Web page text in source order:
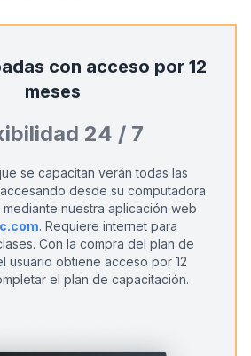
con acceso por 12
meses
24 / 7
se capacitan verán todas las
desde su computadora
nuestra aplicación web
. Requiere internet para
Con la compra del plan de
usuario obtiene acceso por 12
el plan de capacitación.